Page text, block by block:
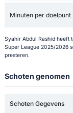
Minuten per doelpunt
Syahir Abdul Rashid heeft
Super League 2025/2026
presteren.
Schoten genomen
Schoten Gegevens